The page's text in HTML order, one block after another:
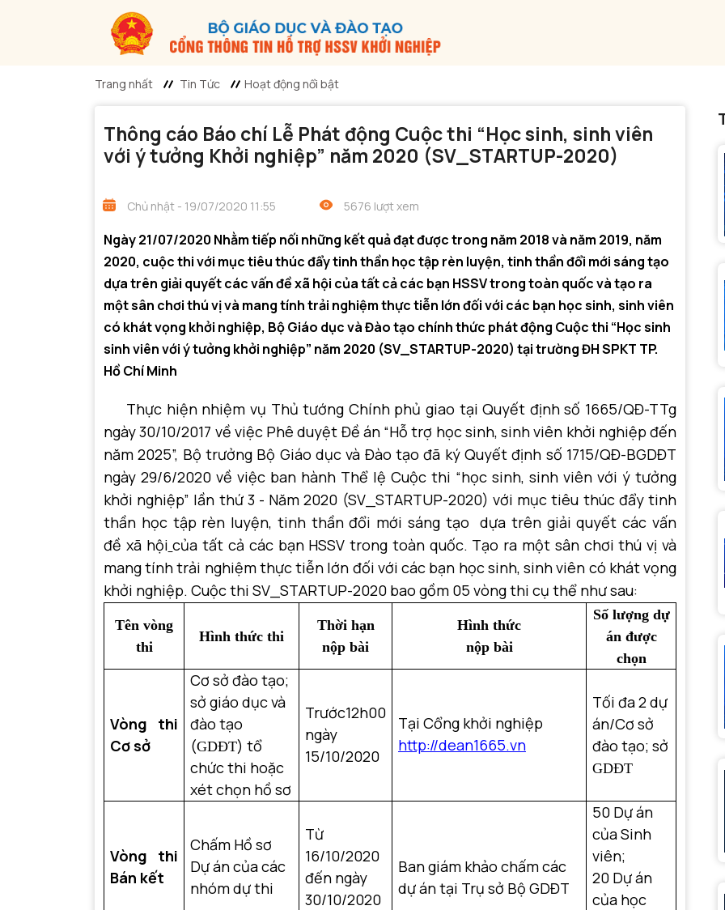
Trang nhất Tin Tức Hoạt động nổi bật
Thông cáo Báo chí Lễ Phát động Cuộc thi “Học sinh, sinh viên
với ý tưởng Khởi nghiệp” năm 2020 (SV_STARTUP-2020)
Chủ nhật - 19/07/2020 11:55 5676 lượt xem
Ngày 21/07/2020 Nhằm tiếp nối những kết quả đạt được trong năm 2018 và năm 2019, năm
2020, cuộc thi với mục tiêu thúc đẩy tinh thần học tập rèn luyện, tinh thần đổi mới sáng tạo
dựa trên giải quyết các vấn đề xã hội của tất cả các bạn HSSV trong toàn quốc và tạo ra
một sân chơi thú vị và mang tính trải nghiệm thực tiễn lớn đối với các bạn học sinh, sinh viên
có khát vọng khởi nghiệp, Bộ Giáo dục và Đào tạo chính thức phát động Cuộc thi “Học sinh
sinh viên với ý tưởng khởi nghiệp” năm 2020 (SV_STARTUP-2020) tại trường ĐH SPKT TP.
Hồ Chí Minh
Thực hiện nhiệm vụ Thủ tướng Chính phủ giao tại Quyết định số 1665/QĐ-TTg
ngày 30/10/2017 về việc Phê duyệt Đề án “Hỗ trợ học sinh, sinh viên khởi nghiệp đến
năm 2025”, Bộ trưởng Bộ Giáo dục và Đào tạo đã ký Quyết định số 1715/QĐ-BGDĐT
ngày 29/6/2020 về việc ban hành Thể lệ Cuộc thi “học sinh, sinh viên với ý tưởng
khởi nghiệp” lần thứ 3 - Năm 2020 (SV_STARTUP-2020) với mục tiêu thúc đẩy tinh
thần học tập rèn luyện, tinh thần đổi mới sáng tạo dựa trên giải quyết các vấn
đề xã hội của tất cả các bạn HSSV trong toàn quốc. Tạo ra một sân chơi thú vị và
mang tính trải nghiệm thực tiễn lớn đối với các bạn học sinh, sinh viên có khát vọng
khởi nghiệp. Cuộc thi SV_STARTUP-2020 bao gồm 05 vòng thi cụ thể như sau:
Tên vòng
thi
Hình thức thi
Thời hạn
nộp bài
Hình thức
nộp bài
Số lượng dự
án được
chọn
Vòng thi
Cơ sở
Cơ sở đào tạo;
sở giáo dục và
đào tạo
(GDĐT) tổ
chức thi hoặc
xét chọn hồ sơ
Trước12h00
ngày
15/10/2020
Tại Cổng khởi nghiệp
http://dean1665.vn
Tối đa 2 dự
án/Cơ sở
đào tạo; sở
GDĐT
Vòng thi
Bán kết
Chấm Hồ sơ
Dự án của các
nhóm dự thi
Từ
16/10/2020
đến ngày
30/10/2020
Ban giám khảo chấm các
dự án tại Trụ sở Bộ GDĐT
50 Dự án
của Sinh
viên;
20 Dự án
của học